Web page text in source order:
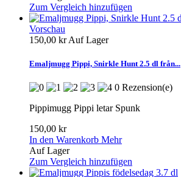
Zum Vergleich hinzufügen
Vorschau
150,00 krAuf Lager
Emaljmugg Pippi, Snirkle Hunt 2.5 dl från...
0 Rezension(e)
Pippimugg Pippi letar Spunk
150,00 kr
In den Warenkorb Mehr
Auf Lager
Zum Vergleich hinzufügen